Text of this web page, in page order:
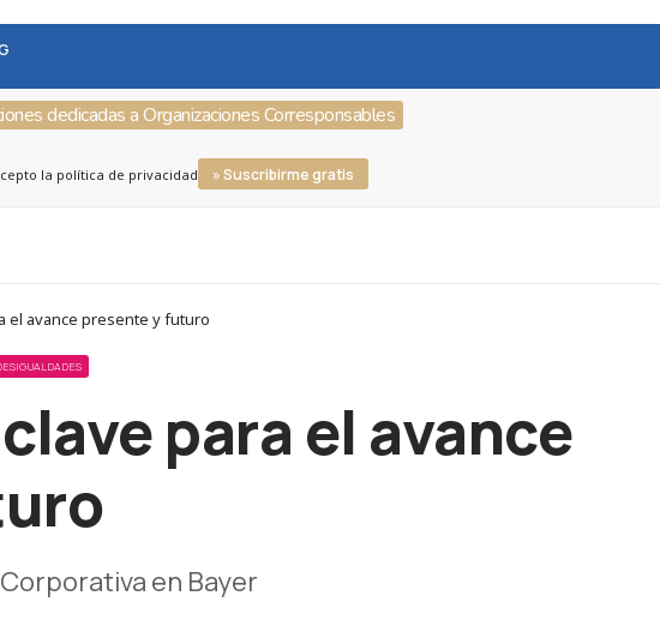
dedicadas a Organizaciones Corresponsables
la política de privacidad » Suscribirme gratis
el avance presente y futuro
para el avance
en Bayer